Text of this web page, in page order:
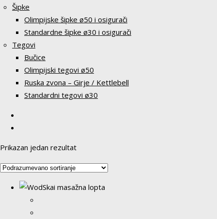
Šipke
Olimpijske šipke ø50 i osigurači
Standardne šipke ø30 i osigurači
Tegovi
Bučice
Olimpijski tegovi ø50
Ruska zvona – Girje / Kettlebell
Standardni tegovi ø30
Prikazan jedan rezultat